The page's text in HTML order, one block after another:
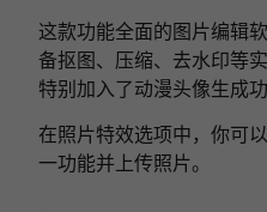
这款功能全面的图片编辑
备抠图、压缩、去水印等
特别加入了动漫头像生成功
在照片特效选项中，你可
一功能并上传照片。